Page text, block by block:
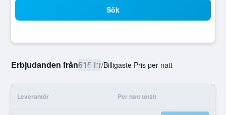
Sök
Erbjudanden från616 kr/Billigaste Pris per natt
Leverantör Per natt totalt